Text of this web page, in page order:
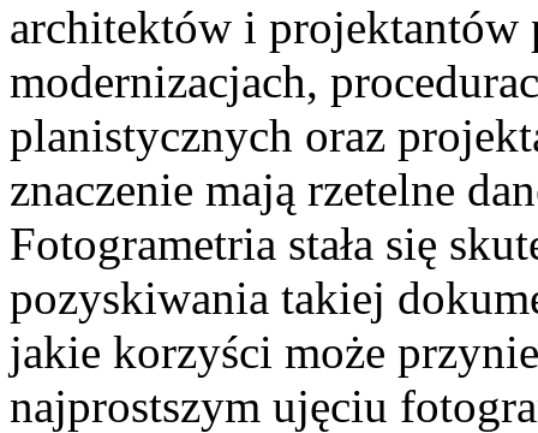
architektów i projektantów
modernizacjach,
planistycznych oraz
znaczenie mają rzetelne
Fotogrametria stała się
pozyskiwania takiej
jakie korzyści może
najprostszym ujęciu